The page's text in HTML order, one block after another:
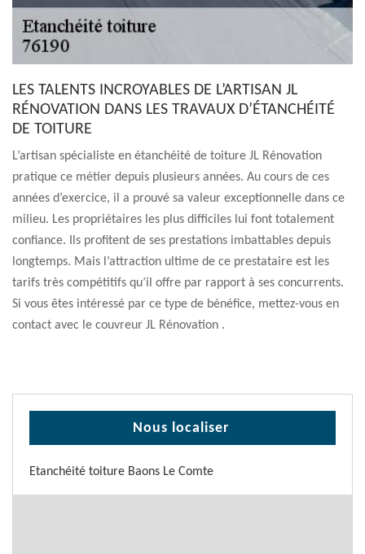
LES TALENTS INCROYABLES DE L’ARTISAN JL
RÉNOVATION DANS LES TRAVAUX D’ÉTANCHÉITÉ
DE TOITURE
L’artisan spécialiste en étanchéité de toiture JL Rénovation
pratique ce métier depuis plusieurs années. Au cours de ces
années d’exercice, il a prouvé sa valeur exceptionnelle dans ce
milieu. Les propriétaires les plus difficiles lui font totalement
confiance. Ils profitent de ses prestations imbattables depuis
longtemps. Mais l’attraction ultime de ce prestataire est les
tarifs très compétitifs qu’il offre par rapport à ses concurrents.
Si vous êtes intéressé par ce type de bénéfice, mettez-vous en
contact avec le couvreur JL Rénovation .
Nous localiser
Etanchéité toiture Baons Le Comte